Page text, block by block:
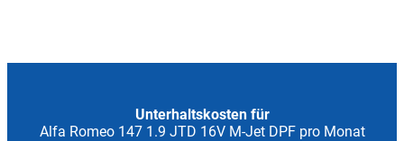
Unterhaltskosten für
Alfa Romeo 147 1.9 JTD 16V M-Jet DPF pro Monat